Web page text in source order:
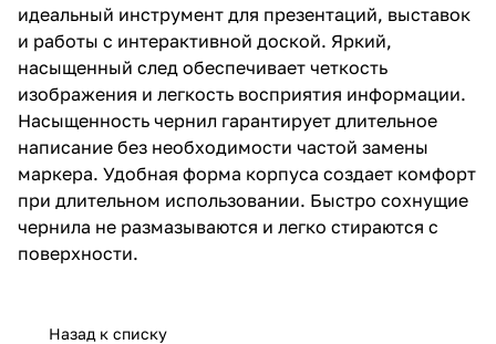
идеальный инструмент для презентаций, выставок
и работы с интерактивной доской. Яркий,
насыщенный след обеспечивает четкость
изображения и легкость восприятия информации.
Насыщенность чернил гарантирует длительное
написание без необходимости частой замены
маркера. Удобная форма корпуса создает комфорт
при длительном использовании. Быстро сохнущие
чернила не размазываются и легко стираются с
поверхности.
Назад к списку